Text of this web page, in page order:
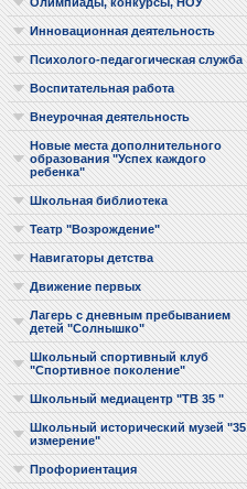
Инновационная деятельность
Психолого-педагогическая служба
Воспитательная работа
Внеурочная деятельность
Новые места дополнительного
образования "Успех каждого
ребенка"
Школьная библиотека
Театр "Возрождение"
Навигаторы детства
Движение первых
Лагерь с дневным пребыванием
детей "Солнышко"
Школьный спортивный клуб
"Спортивное поколение"
Школьный медиацентр "ТВ 35 "
Школьный исторический музей "35
измерение"
Профориентация